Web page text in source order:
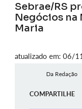
Sebrae/RS
Negócios
Maria
atualizado em: 06/
Da Redação
COMPARTILHE